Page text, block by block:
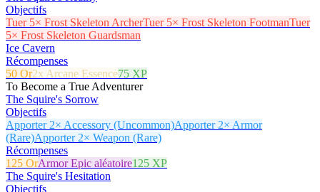
Objectifs
Tuer 5× Frost Skeleton ArcherTuer 5× Frost Skeleton FootmanTuer
5× Frost Skeleton Guardsman
Ice Cavern
Récompenses
50 Or2x Arcane Essence75 XP
To Become a True Adventurer
The Squire's Sorrow
Objectifs
Apporter 2× Accessory (Uncommon)Apporter 2× Armor
(Rare)Apporter 2× Weapon (Rare)
Récompenses
125 OrArmor Epic aléatoire125 XP
The Squire's Hesitation
Objectifs